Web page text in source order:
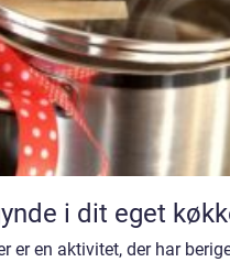
i dit eget
en aktivitet, der har